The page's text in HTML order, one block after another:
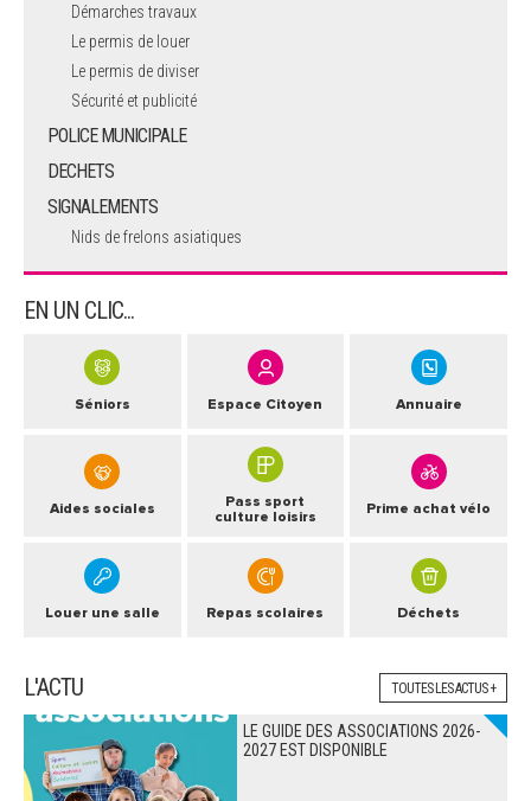
Démarches travaux
Le permis de louer
Le permis de diviser
Sécurité et publicité
POLICE MUNICIPALE
DECHETS
SIGNALEMENTS
Nids de frelons asiatiques
EN UN CLIC...
Séniors Espace Citoyen Annuaire
Aides sociales
Pass sport
culture loisirs
Prime achat vélo
Louer une salle Repas scolaires Déchets
L'ACTU TOUTES LES ACTUS +
LE GUIDE DES ASSOCIATIONS 2026-
2027 EST DISPONIBLE